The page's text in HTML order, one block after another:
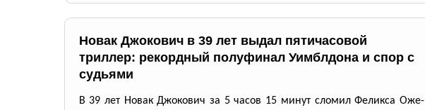
Новак Джокович в 39 лет выдал пятичасовой
триллер: рекордный полуфинал Уимблдона и спор с
судьями
В 39 лет Новак Джокович за 5 часов 15 минут сломил Феликса Оже-